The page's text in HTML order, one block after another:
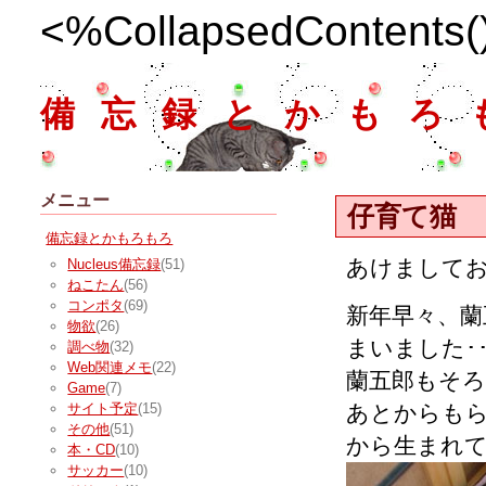
備忘録とかもろ
仔育て猫
あけまして
新年早々、
まいました･
蘭五郎もそ
あとからも
から生まれ
メニュー
備忘録とかもろもろ
Nucleus備忘録(51)
ねこたん(56)
コンポタ (69)
物欲(26)
調べ物(32)
Web関連メモ(22)
Game(7)
サイト予定(15)
その他(51)
本・CD(10)
サッカー(10)